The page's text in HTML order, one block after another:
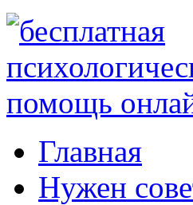
Главная
Нужен